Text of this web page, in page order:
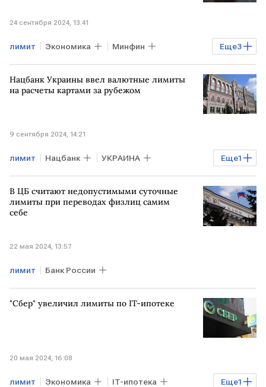
24 сентября 2024, 13:41
Еще3
лимит Экономика Минфин
семейная ипотека кредит РОССИЯ
Нацбанк Украины ввел валютные лимиты
на расчеты картами за рубежом
9 сентября 2024, 14:21
Еще1
лимит Нацбанк УКРАИНА
Экономика
В ЦБ считают недопустимыми суточные
лимиты при переводах физлиц самим
себе
22 мая 2024, 13:57
лимит Банк России
"Сбер" увеличил лимиты по IТ-ипотеке
20 мая 2024, 16:08
Еще1
лимит Экономика IT-ипотека